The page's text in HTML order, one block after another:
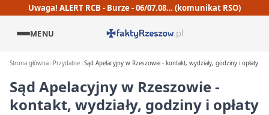
Uwaga! ALERT RCB - Burze - 06/07.08… (komunikat RSO)
MENU
Strona główna Przydatne Sąd Apelacyjny w Rzeszowie - kontakt, wydziały, godziny i opłaty
Sąd Apelacyjny w Rzeszowie -
kontakt, wydziały, godziny i opłaty